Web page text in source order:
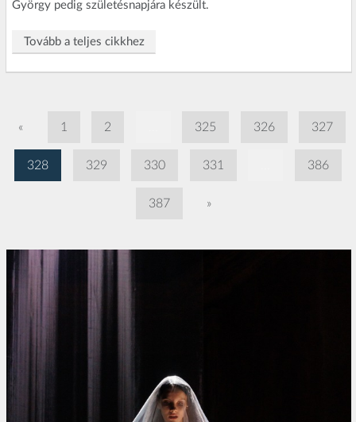
György pedig születésnapjára készült.
Tovább a teljes cikkhez
« 1 2 325 326 327
328 329 330 331 386
387 »